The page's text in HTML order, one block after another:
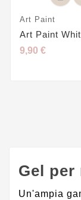
Art Paint
Art Paint
9,90 €
Gel per
Un'ampia